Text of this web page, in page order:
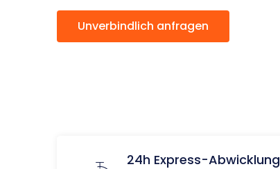
Unverbindlich anfragen
24h Express-Abwicklung